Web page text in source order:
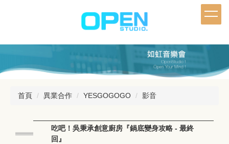
區
首頁 異業合作 YESGOGOGO 影音
吃吧！吳秉承創意廚房『鍋底變身攻略 - 最終
回』